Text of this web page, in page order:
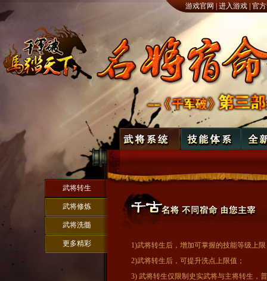
游戏官网|进入游戏|官
1)武将转生后，增加可掌握的技能等级上
2)武将转生后，可提升洗点上限值；
3) 武将转生仅限制史实武将与主将转生，
武将转生
武将修炼
武将洗髓
更多精彩